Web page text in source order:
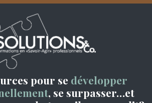
pour se développer
, se surpasser…et